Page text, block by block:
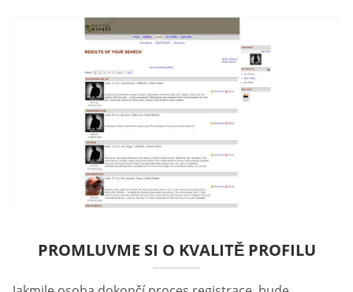
PROMLUVME SI O KVALITĚ PROFILU